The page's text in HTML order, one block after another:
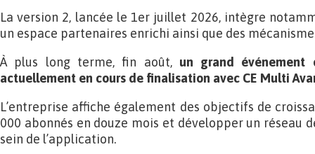
La version 2, lancée le 1er juillet 2026, intègre
un espace partenaires enrichi ainsi que des
À plus long terme, fin août, un grand événement
actuellement en cours de finalisation avec CE Multi
L’entreprise affiche également des objectifs de
000 abonnés en douze mois et développer un réseau
sein de l’application.